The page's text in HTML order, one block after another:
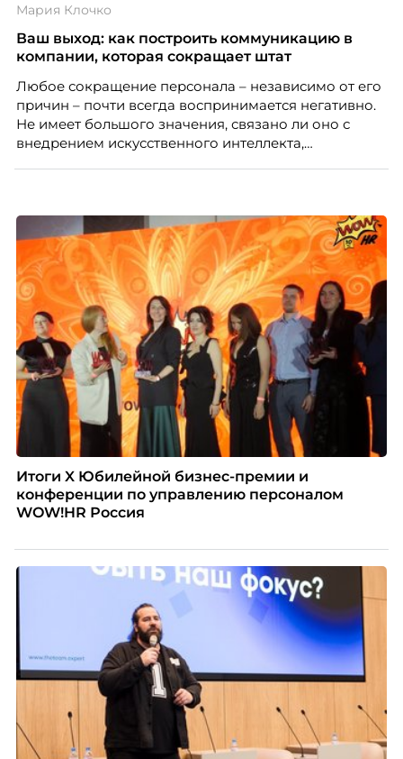
по работе с персоналом Инфомаксимум,
рассказывает, как выстроить адаптацию
распределенной команды без лишнего контроля и
Мария Клочко
Ваш выход: как построить коммуникацию в
компании, которая сокращает штат
Любое сокращение персонала – независимо от его
причин – почти всегда воспринимается негативно.
Не имеет большого значения, связано ли оно с
внедрением искусственного интеллекта,
означают потерю стабильности, а для внешнего
рынка становятся сигналом о возможных
проблемах организации. В результате увольнения
нередко превращаются в фактор, который
негативно влияет HR-бренд работодателя.
Итоги X Юбилейной бизнес-премии и
конференции по управлению персоналом
WOW!HR Россия